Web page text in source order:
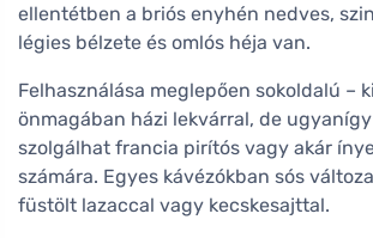
ellentétben a briós enyhén nedves,
légies bélzete és omlós héja van.
Felhasználása meglepően sokoldalú –
önmagában házi lekvárral, de
szolgálhat francia pirítós vagy akár
számára. Egyes kávézókban sós
füstölt lazaccal vagy kecskesajttal.